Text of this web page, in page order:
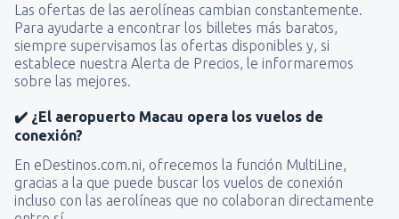
Las ofertas de las aerolíneas cambian constantemente.
Para ayudarte a encontrar los billetes más baratos,
siempre supervisamos las ofertas disponibles y, si
establece nuestra Alerta de Precios, le informaremos
sobre las mejores.
✔️ ¿El aeropuerto Macau opera los vuelos de
conexión?
En eDestinos.com.ni, ofrecemos la función MultiLine,
gracias a la que puede buscar los vuelos de conexión
incluso con las aerolíneas que no colaboran directamente